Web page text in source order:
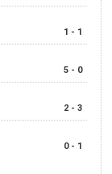
1 - 1
5 - 0
2 - 3
0 - 1